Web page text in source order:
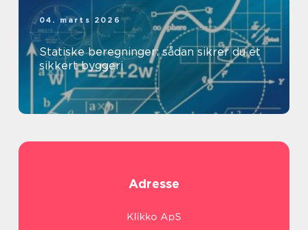
04. marts 2026
Statiske beregninger: sådan sikrer du et
sikkert byggeri
Adresse